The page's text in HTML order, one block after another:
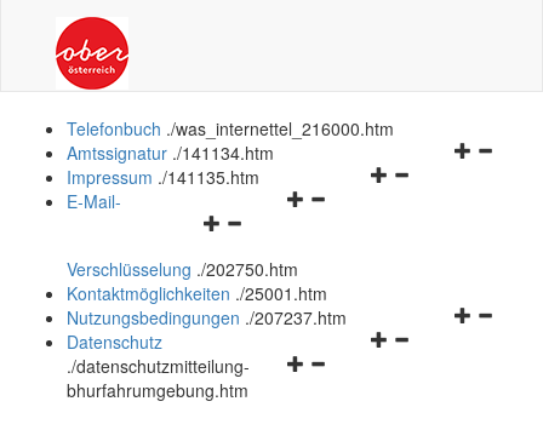
Telefonbuch ./was_internettel_216000.htm
Navigationsmenü
Amtssignatur ./141134.htm
Navigationsmenü
schließen
Impressum ./141135.htm
Navigationsmenü
und
schließen
E-Mail-
Verschlüsselung ./202750.htm
Kontaktmöglichkeiten ./25001.htm
Navigationsmenü
Nutzungsbedingungen ./207237.htm
Navigationsmenü
Datenschutz
./datenschutzmitteilung-
bhurfahrumgebung.htm